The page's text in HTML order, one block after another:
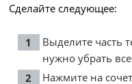
Сделайте следующее:
Выделите часть
нужно убрать
Нажмите на